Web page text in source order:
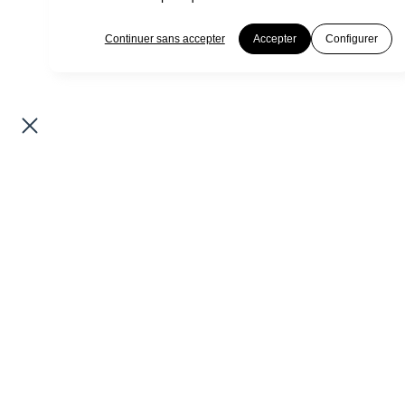
Continuer sans accepter Accepter Configurer